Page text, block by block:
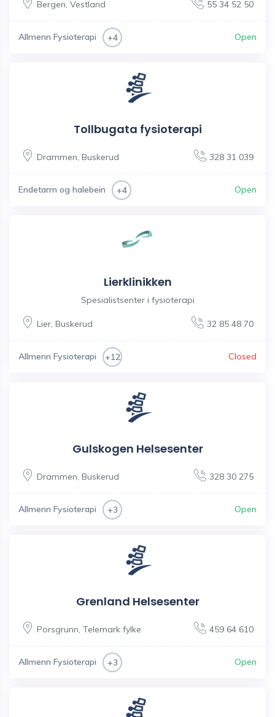
Bergen Vestland 55 34 52 50
Allmenn Fysioterapi +4 Open
Tollbugata fysioterapi
Drammen Buskerud 328 31 039
Endetarm og halebein +4 Open
Lierklinikken
Spesialistsenter i fysioterapi
Lier Buskerud 32 85 48 70
Allmenn Fysioterapi +12 Closed
Gulskogen Helsesenter
Drammen Buskerud 328 30 275
Allmenn Fysioterapi +3 Open
Grenland Helsesenter
Porsgrunn Telemark fylke 459 64 610
Allmenn Fysioterapi +3 Open